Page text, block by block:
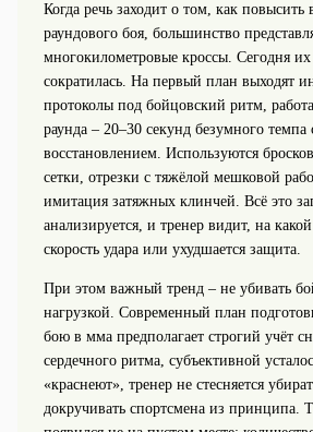
Когда речь заходит о том, как повысить
раундового боя, большинство
многокилометровые кроссы. Сегодня их
сократилась. На первый план выходят
протоколы под бойцовский ритм,
раунда – 20–30 секунд безумного темпа
восстановлением. Используются
сетки, отрезки с тяжёлой мешковой
имитация затяжных клинчей. Всё это
анализируется, и тренер видит, на
скорость удара или ухудшается защита.
При этом важный тренд – не убивать
нагрузкой. Современный план
бою в мма предполагает строгий учёт
сердечного ритма, субъективной
«краснеют», тренер не стесняется
докручивать спортсмена из принципа.